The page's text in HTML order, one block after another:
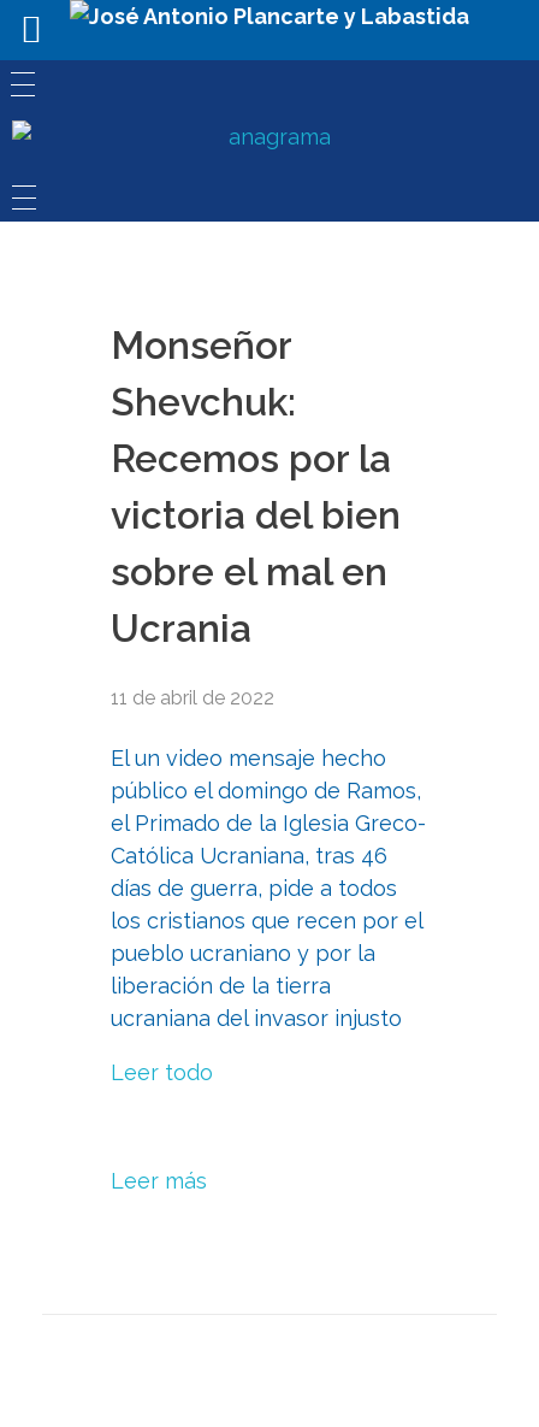
Monseñor
Shevchuk:
Recemos por la
victoria del bien
sobre el mal en
Ucrania
11 de abril de 2022
El un video mensaje hecho
público el domingo de Ramos,
el Primado de la Iglesia Greco-
Católica Ucraniana, tras 46
días de guerra, pide a todos
los cristianos que recen por el
pueblo ucraniano y por la
liberación de la tierra
ucraniana del invasor injusto
Leer todo
Leer más